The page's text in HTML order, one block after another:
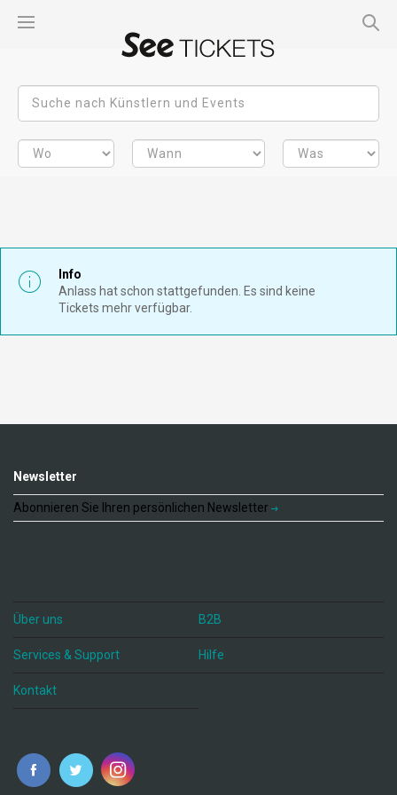
Info
Anlass hat schon stattgefunden. Es sind keine
Tickets mehr verfügbar.
Newsletter
Abonnieren Sie Ihren persönlichen Newsletter
Über uns B2B
Services & Support Hilfe
Kontakt